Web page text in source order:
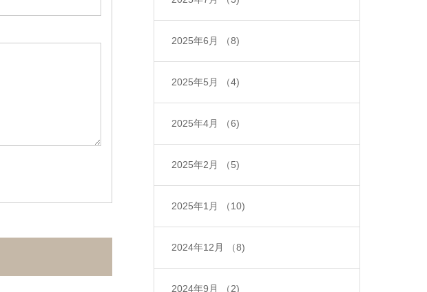
2025年6月 （8)
2025年5月 （4)
2025年4月 （6)
2025年2月 （5)
2025年1月 （10)
2024年12月 （8)
2024年9月 （2)